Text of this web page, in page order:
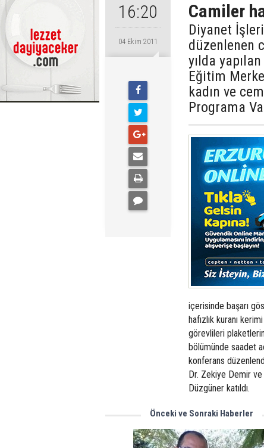
16:20
04 Ekim 2011
Camiler
Diyanet İşleri
düzenlenen
yılda
Eğitim
kadın ve
Programa
içerisinde başarı
hafızlık kuranı
görevlileri
bölümünde saadet
konferans
Dr. Zekiye Demir
Düzgüner katıldı.
Önceki ve Sonraki Haberler